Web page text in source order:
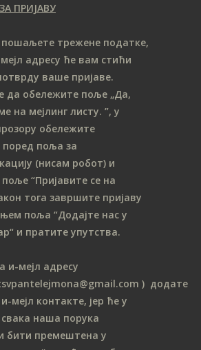
ПРИЈАВУ
трежене податке,
адресу ће вам стићи
ваше пријаве.
да обележите поље „Да,
на мeјлинг листу. ”, у
обележите
поља за
(нисам робот) и
“Пријавите се на
тога завршите пријаву
поља “Додајте нас у
и пратите упутства.
и-мејл адресу
@gmail.com ) додате
мејл контакте, јер ће у
наша порука
бити премештена у